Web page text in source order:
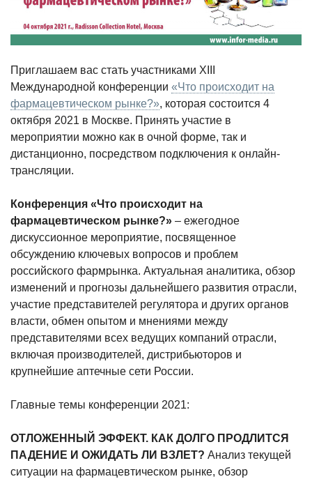
Приглашаем вас стать участниками XIII
Международной конференции «Что происходит на
фармацевтическом рынке?», которая состоится 4
октября 2021 в Москве. Принять участие в
мероприятии можно как в очной форме, так и
дистанционно, посредством подключения к онлайн-
трансляции.
Конференция «Что происходит на
фармацевтическом рынке?» – ежегодное
дискуссионное мероприятие, посвященное
обсуждению ключевых вопросов и проблем
российского фармрынка. Актуальная аналитика, обзор
изменений и прогнозы дальнейшего развития отрасли,
участие представителей регулятора и других органов
власти, обмен опытом и мнениями между
представителями всех ведущих компаний отрасли,
включая производителей, дистрибьюторов и
крупнейшие аптечные сети России.
Главные темы конференции 2021:
ОТЛОЖЕННЫЙ ЭФФЕКТ. КАК ДОЛГО ПРОДЛИТСЯ
ПАДЕНИЕ И ОЖИДАТЬ ЛИ ВЗЛЕТ? Анализ текущей
ситуации на фармацевтическом рынке, обзор